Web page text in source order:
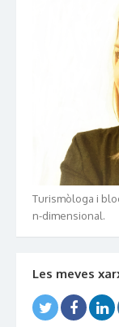
Turismòloga i
n-dimensional.
Les meves